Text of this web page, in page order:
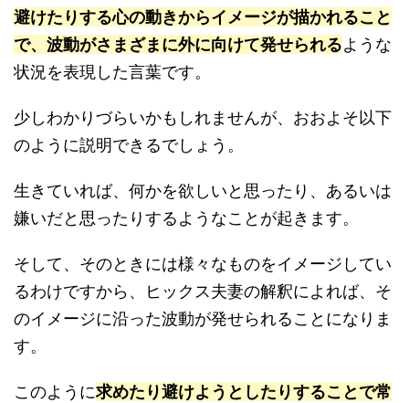
避けたりする心の動きからイメージが描かれること
で、波動がさまざまに外に向けて発せられるような
状況を表現した言葉です。
少しわかりづらいかもしれませんが、おおよそ以下
のように説明できるでしょう。
生きていれば、何かを欲しいと思ったり、あるいは
嫌いだと思ったりするようなことが起きます。
そして、そのときには様々なものをイメージしてい
るわけですから、ヒックス夫妻の解釈によれば、そ
のイメージに沿った波動が発せられることになりま
す。
このように求めたり避けようとしたりすることで常